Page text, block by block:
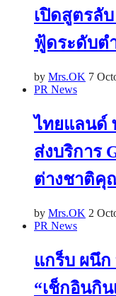
เปิดสูตรลั
ฟู้ดระดับต
by Mrs.OK 7
PR News
ไทยแลนด์
ส่งบริการ
ต่างชาติคุ
by Mrs.OK 2
PR News
แกร็บ ผนึก
“เช็กอินกิน